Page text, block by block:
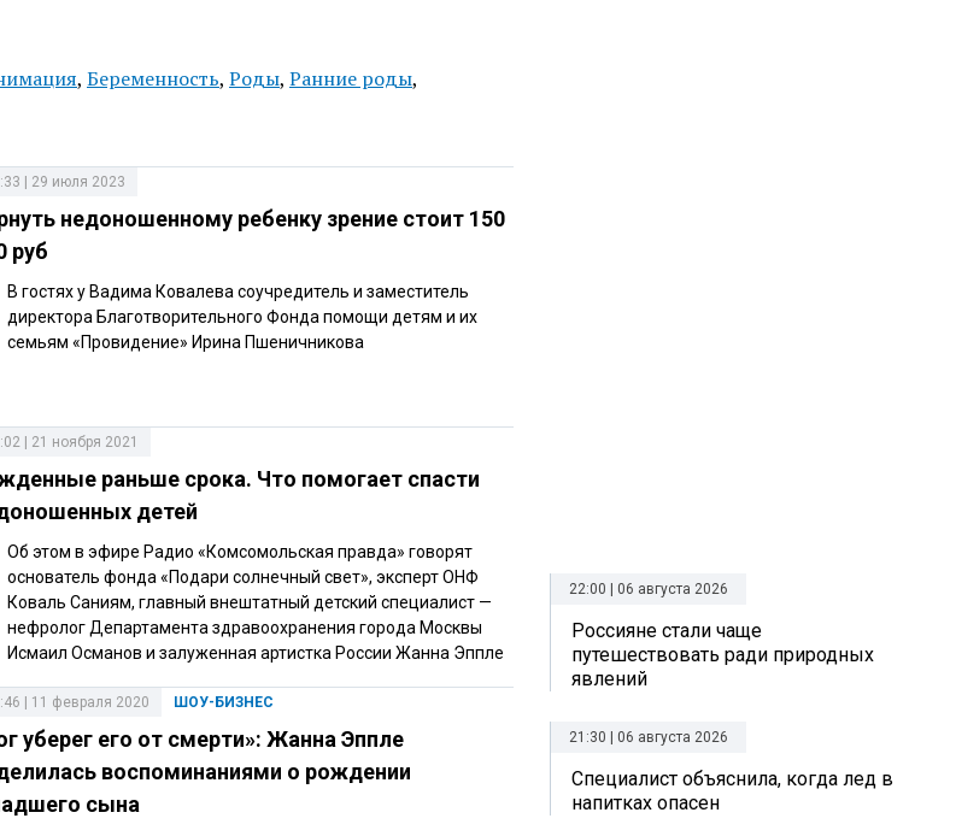
, Беременность, Роды, Ранние роды,
| 29 июля 2023
недоношенному ребенку зрение стоит 150
руб
В гостях у Вадима Ковалева соучредитель и заместитель
директора Благотворительного Фонда помощи детям и их
семьям «Провидение» Ирина Пшеничникова
| 21 ноября 2021
раньше срока. Что помогает спасти
детей
Об этом в эфире Радио «Комсомольская правда» говорят
основатель фонда «Подари солнечный свет», эксперт ОНФ
Коваль Саниям, главный внештатный детский специалист —
нефролог Департамента здравоохранения города Москвы
Исмаил Османов и залуженная артистка России Жанна Эппле
ШОУ-БИЗНЕС
| 11 февраля 2020
уберег его от смерти»: Жанна Эппле
воспоминаниями о рождении
сына
22:00 | 06 августа 2026
Россияне стали чаще
путешествовать ради природных
явлений
21:30 | 06 августа 2026
Специалист объяснила, когда лед в
напитках опасен